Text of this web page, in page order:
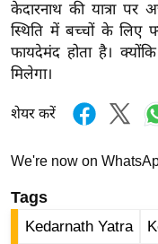
ल्म
स
मी
क्षा
B
e
k
केदारनाथ की यात्रा
स्थिति में बच्चों के लिए
फायदेमंद होता है।
मिलेगा।
शेयर करें
We're now on
Tags
Kedarnath Yatra